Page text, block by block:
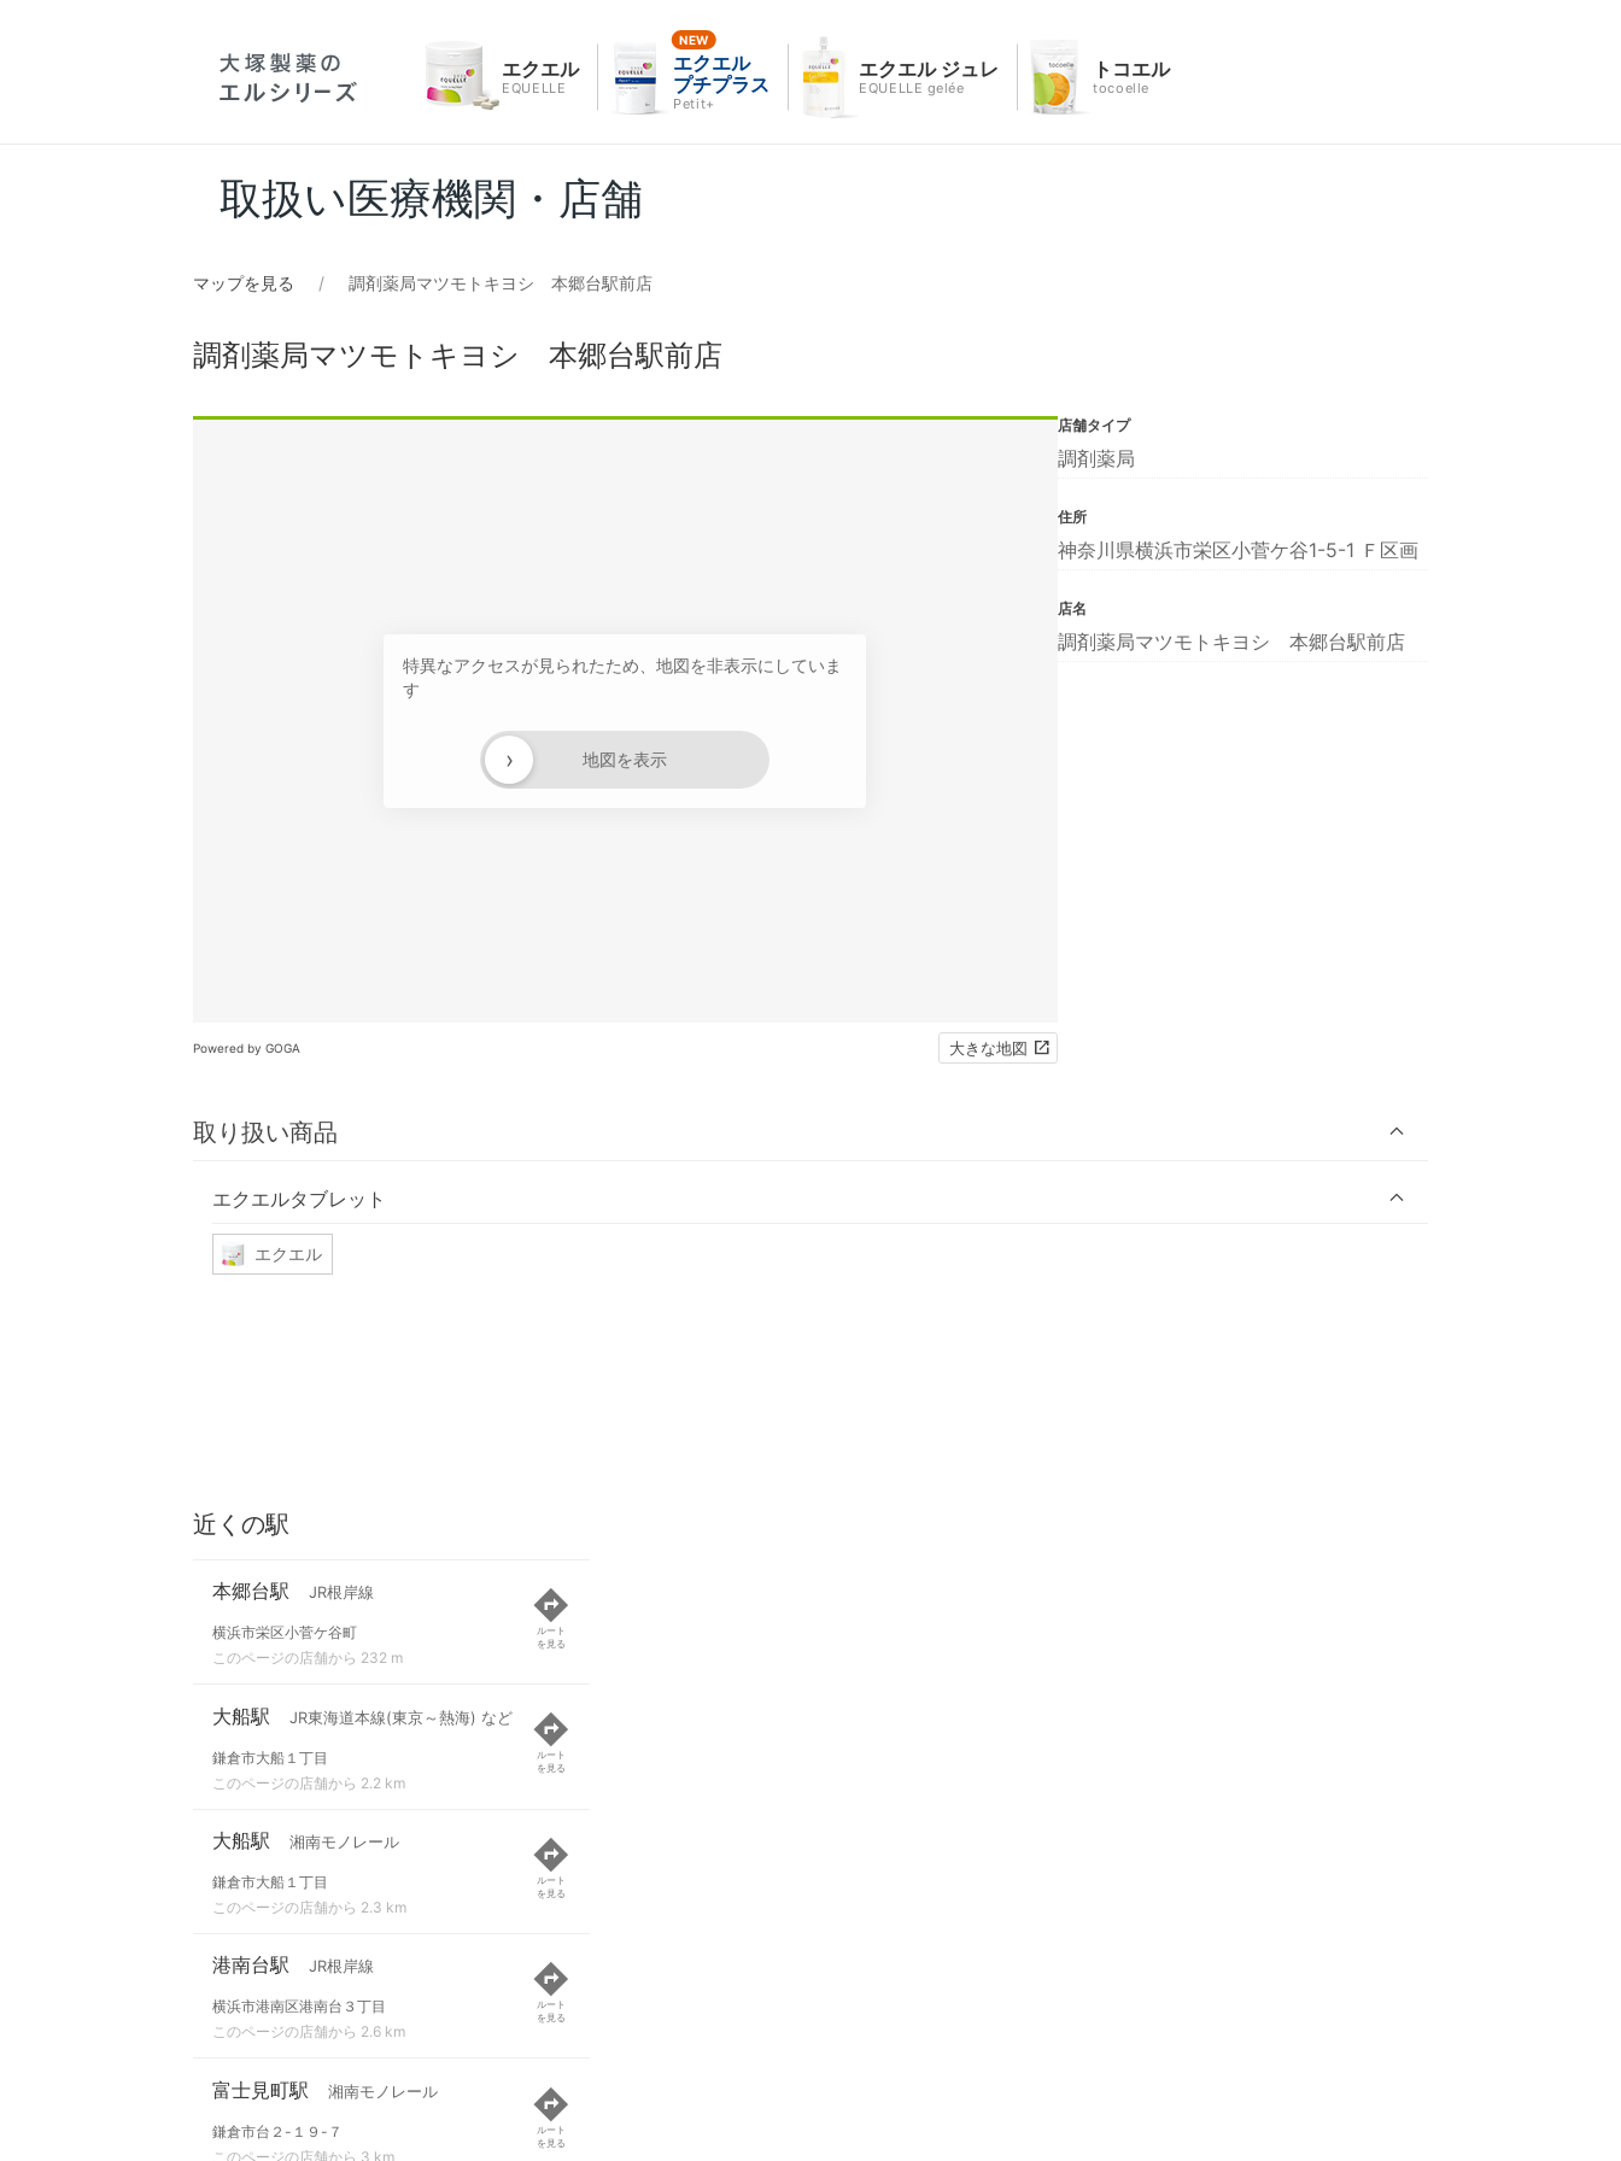
エクエル
EQUELLE
エクエル
プチプラス
Petit+
エクエル ジュレ
EQUELLE gelée
トコエル
tocoelle
取扱い医療機関・店舗
マップを見る 調剤薬局マツモトキヨシ 本郷台駅前店
調剤薬局マツモトキヨシ 本郷台駅前店
特異なアクセスが見られたため、地図を非表示にしていま
す
地図を表示
›
Powered by GOGA 大きな地図
取り扱い商品
エクエルタブレット
エクエル
店舗タイプ
調剤薬局
住所
神奈川県横浜市栄区小菅ケ谷1-5-1 Ｆ区画
店名
調剤薬局マツモトキヨシ 本郷台駅前店
近くの駅
本郷台駅 JR根岸線
横浜市栄区小菅ケ谷町
このページの店舗から 232 m
ルート
を見る
大船駅 JR東海道本線(東京～熱海) など
鎌倉市大船１丁目
このページの店舗から 2.2 km
ルート
を見る
大船駅 湘南モノレール
鎌倉市大船１丁目
このページの店舗から 2.3 km
ルート
を見る
港南台駅 JR根岸線
横浜市港南区港南台３丁目
このページの店舗から 2.6 km
ルート
を見る
富士見町駅 湘南モノレール
鎌倉市台２-１９-７
このページの店舗から 3 km
ルート
を見る